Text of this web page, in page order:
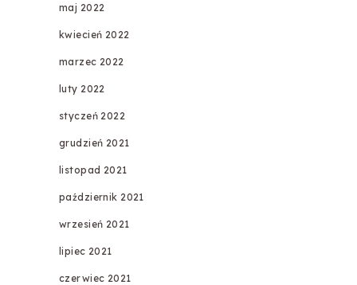
maj 2022
kwiecień 2022
marzec 2022
luty 2022
styczeń 2022
grudzień 2021
listopad 2021
październik 2021
wrzesień 2021
lipiec 2021
czerwiec 2021